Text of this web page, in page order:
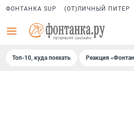
ФОНТАНКА SUP (ОТ)ЛИЧНЫЙ ПИТЕР
Топ-10, куда поехать Реакция